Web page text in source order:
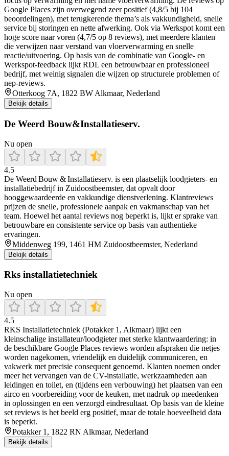
Google Places zijn overwegend zeer positief (4,8/5 bij 104
beoordelingen), met terugkerende thema’s als vakkundigheid, snelle
service bij storingen en nette afwerking. Ook via Werkspot komt een
hoge score naar voren (4,7/5 op 8 reviews), met meerdere klanten
die verwijzen naar verstand van vloerverwarming en snelle
reactie/uitvoering. Op basis van de combinatie van Google- en
Werkspot-feedback lijkt RDL een betrouwbaar en professioneel
bedrijf, met weinig signalen die wijzen op structurele problemen of
nep-reviews.
Otterkoog 7A, 1822 BW Alkmaar, Nederland
Bekijk details
De Weerd Bouw&Installatieserv.
Nu open
4.5
De Weerd Bouw & Installatieserv. is een plaatselijk loodgieters- en
installatiebedrijf in Zuidoostbeemster, dat opvalt door
hooggewaardeerde en vakkundige dienstverlening. Klantreviews
prijzen de snelle, professionele aanpak en vakmanschap van het
team. Hoewel het aantal reviews nog beperkt is, lijkt er sprake van
betrouwbare en consistente service op basis van authentieke
ervaringen.
Middenweg 199, 1461 HM Zuidoostbeemster, Nederland
Bekijk details
Rks installatietechniek
Nu open
4.5
RKS Installatietechniek (Potakker 1, Alkmaar) lijkt een
kleinschalige installateur/loodgieter met sterke klantwaardering: in
de beschikbare Google Places reviews worden afspraken die netjes
worden nagekomen, vriendelijk en duidelijk communiceren, en
vakwerk met precisie consequent genoemd. Klanten noemen onder
meer het vervangen van de CV-installatie, werkzaamheden aan
leidingen en toilet, en (tijdens een verbouwing) het plaatsen van een
airco en voorbereiding voor de keuken, met nadruk op meedenken
in oplossingen en een verzorgd eindresultaat. Op basis van de kleine
set reviews is het beeld erg positief, maar de totale hoeveelheid data
is beperkt.
Potakker 1, 1822 RN Alkmaar, Nederland
Bekijk details